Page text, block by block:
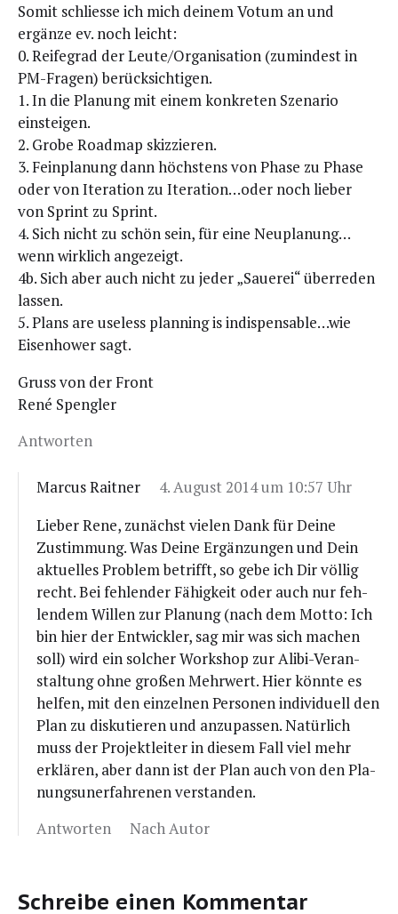
Somit schlies­se ich mich dei­nem Votum an und
ergän­ze ev. noch leicht:
0. Rei­fe­grad der Leute/Organisation (zumin­dest in
PM-Fra­gen) berücksichtigen.
1. In die Pla­nung mit einem kon­kre­ten Sze­na­rio
einsteigen.
2. Gro­be Road­map skizzieren.
3. Fein­pla­nung dann höchs­tens von Pha­se zu Pha­se
oder von Ite­ra­ti­on zu Iteration…oder noch lie­ber
von Sprint zu Sprint.
4. Sich nicht zu schön sein, für eine Neuplanung…
wenn wirk­lich angezeigt.
4b. Sich aber auch nicht zu jeder „Saue­rei“ über­re­den
lassen.
5. Plans are use­l­ess plan­ning is indispensable…wie
Eisen­hower sagt.
Gruss von der Front
René Spengler
Antworten
Marcus Raitner
4. August 2014 um 10:57 Uhr
Lie­ber Rene, zunächst vie­len Dank für Dei­ne
Zustim­mung. Was Dei­ne Ergän­zun­gen und Dein
aktu­el­les Pro­blem betrifft, so gebe ich Dir völ­lig
recht. Bei feh­len­der Fähig­keit oder auch nur feh­
len­dem Wil­len zur Pla­nung (nach dem Mot­to: Ich
bin hier der Ent­wick­ler, sag mir was sich machen
soll) wird ein sol­cher Work­shop zur Ali­bi-Ver­an­
stal­tung ohne gro­ßen Mehr­wert. Hier könn­te es
hel­fen, mit den ein­zel­nen Per­so­nen indi­vi­du­ell den
Plan zu dis­ku­tie­ren und anzu­pas­sen. Natür­lich
muss der Pro­jekt­lei­ter in die­sem Fall viel mehr
erklä­ren, aber dann ist der Plan auch von den Pla­
nungs­un­er­fah­re­nen verstanden.
Antworten
Nach Autor
Schreibe einen Kommentar